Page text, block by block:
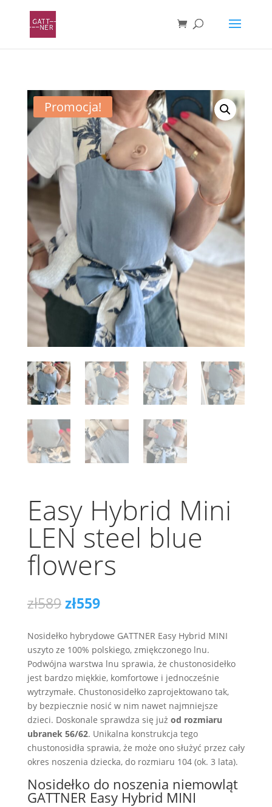
Promocja!
Easy Hybrid Mini
LEN steel blue
flowers
zł589Pierwotna
wynosiła:
zł589.
zł559Aktualna
wynosi:
zł559.
Nosidełko hybrydowe GATTNER Easy Hybrid MINI
uszyto ze 100% polskiego, zmiękczonego lnu.
Podwójna warstwa lnu sprawia, że chustonosidełko
jest bardzo miękkie, komfortowe i jednocześnie
wytrzymałe. Chustonosidełko zaprojektowano tak,
by bezpiecznie nosić w nim nawet najmniejsze
dzieci. Doskonale sprawdza się już od rozmiaru
ubranek 56/62. Unikalna konstrukcja tego
chustonosidła sprawia, że może ono służyć przez cały
okres noszenia dziecka, do rozmiaru 104 (ok. 3 lata).
Nosidełko do noszenia niemowląt
GATTNER Easy Hybrid MINI